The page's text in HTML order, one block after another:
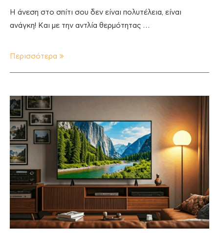
Η άνεση στο σπίτι σου δεν είναι πολυτέλεια, είναι
ανάγκη! Και με την αντλία θερμότητας …
Περισσότερα